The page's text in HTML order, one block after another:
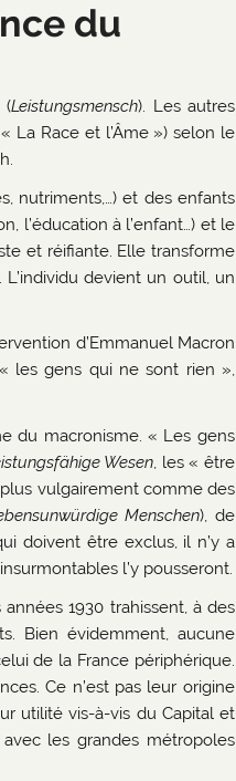
du
(Leistungsmensch). Les autres
La Race et l’Âme ») selon le
nutriments,…) et des enfants
l’éducation à l’enfant…) et le
et réifiante. Elle transforme
devient un outil, un
d’Emmanuel Macron
les gens qui ne sont rien »,
du macronisme. « Les gens
Wesen, les « être
vulgairement comme des
Menschen), de
doivent être exclus, il n’y a
l’y pousseront.
1930 trahissent, à des
Bien évidemment, aucune
de la France périphérique.
Ce n’est pas leur origine
utilité vis-à-vis du Capital et
les grandes métropoles